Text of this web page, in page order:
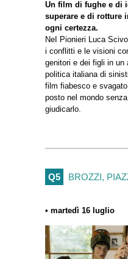
Un film di fughe e di
superare e di rotture
ogni certezza.
NeI Pionieri Luca
i conflitti e le visioni
genitori e dei figli in un
politica italiana di
film fiabesco e
posto nel mondo
giudicarlo.
Q5 BROZZI,
• martedì 16 luglio